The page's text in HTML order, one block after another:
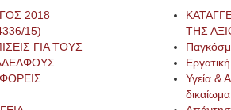
2018
15)
ΓΙΑ ΤΟΥΣ
ΤΗΣ
Υγεία &